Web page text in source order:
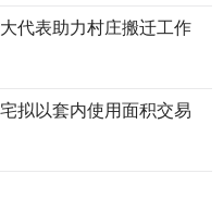
代表助力村庄搬迁工作
拟以套内使用面积交易